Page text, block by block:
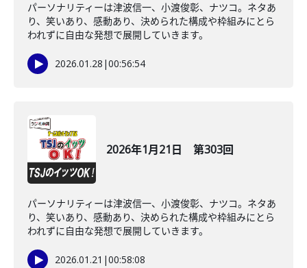
パーソナリティーは津波信一、小渡俊彰、ナツコ。ネタあ
り、笑いあり、感動あり、決められた構成や枠組みにとら
われずに自由な発想で展開していきます。
2026.01.28 |00:56:54
2026年1月21日 第303回
パーソナリティーは津波信一、小渡俊彰、ナツコ。ネタあ
り、笑いあり、感動あり、決められた構成や枠組みにとら
われずに自由な発想で展開していきます。
2026.01.21 |00:58:08